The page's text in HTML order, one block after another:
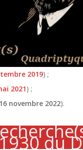
2019) ;
2021) ;
novembre 2022).
du